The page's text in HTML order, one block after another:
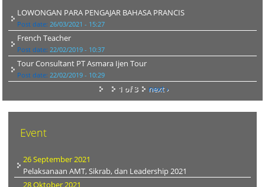
LOWONGAN PARA PENGAJAR BAHASA PRANCIS
Post date:26/03/2021 - 15:27
French Teacher
Post date:22/02/2019 - 10:37
Tour Consultant PT Asmara Ijen Tour
Post date:22/02/2019 - 10:29
1 of 3 next ›
Event
26 September 2021
Pelaksanaan AMT, Sikrab, dan Leadership 2021
28 Oktober 2021